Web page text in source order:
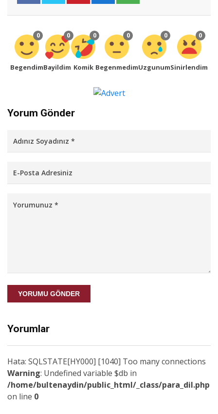
0
Begendim
0
Bayildim
0
Komik
0
Begenmedim
0
Uzgunum
0
Sinirlendim
Yorum Gönder
YORUMU GÖNDER
Yorumlar
Hata: SQLSTATE[HY000] [1040] Too many connections
Warning: Undefined variable $db in
/home/bultenaydin/public_html/_class/para_dil.php
on line 0